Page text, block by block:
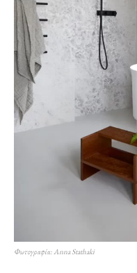
Φωτογραφία: Anna Stathaki